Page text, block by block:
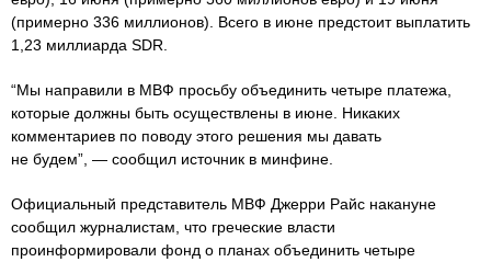
(примерно 336 миллионов). Всего в июне предстоит выплатить
1,23 миллиарда SDR.
“Мы направили в МВФ просьбу объединить четыре платежа,
которые должны быть осуществлены в июне. Никаких
комментариев по поводу этого решения мы давать
не будем”, — сообщил источник в минфине.
Официальный представитель МВФ Джерри Райс накануне
сообщил журналистам, что греческие власти
проинформировали фонд о планах объединить четыре